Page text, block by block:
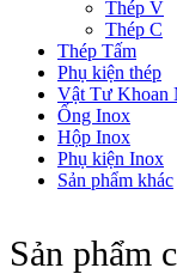
Thép V
Thép C
Thép Tấm
Phụ kiện thép
Vật Tư Khoan
Ống Inox
Hộp Inox
Phụ kiện Inox
Sản phẩm khác
Sản phẩm